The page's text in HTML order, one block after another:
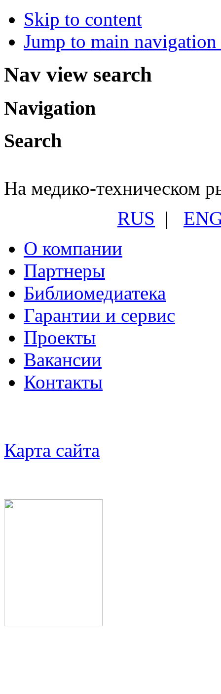
Skip to content
Jump to main
Nav view search
Navigation
Search
На медико-техническом
RUS |
О компании
Партнеры
Библиомедиатека
Гарантии и сервис
Проекты
Вакансии
Контакты
Карта сайта